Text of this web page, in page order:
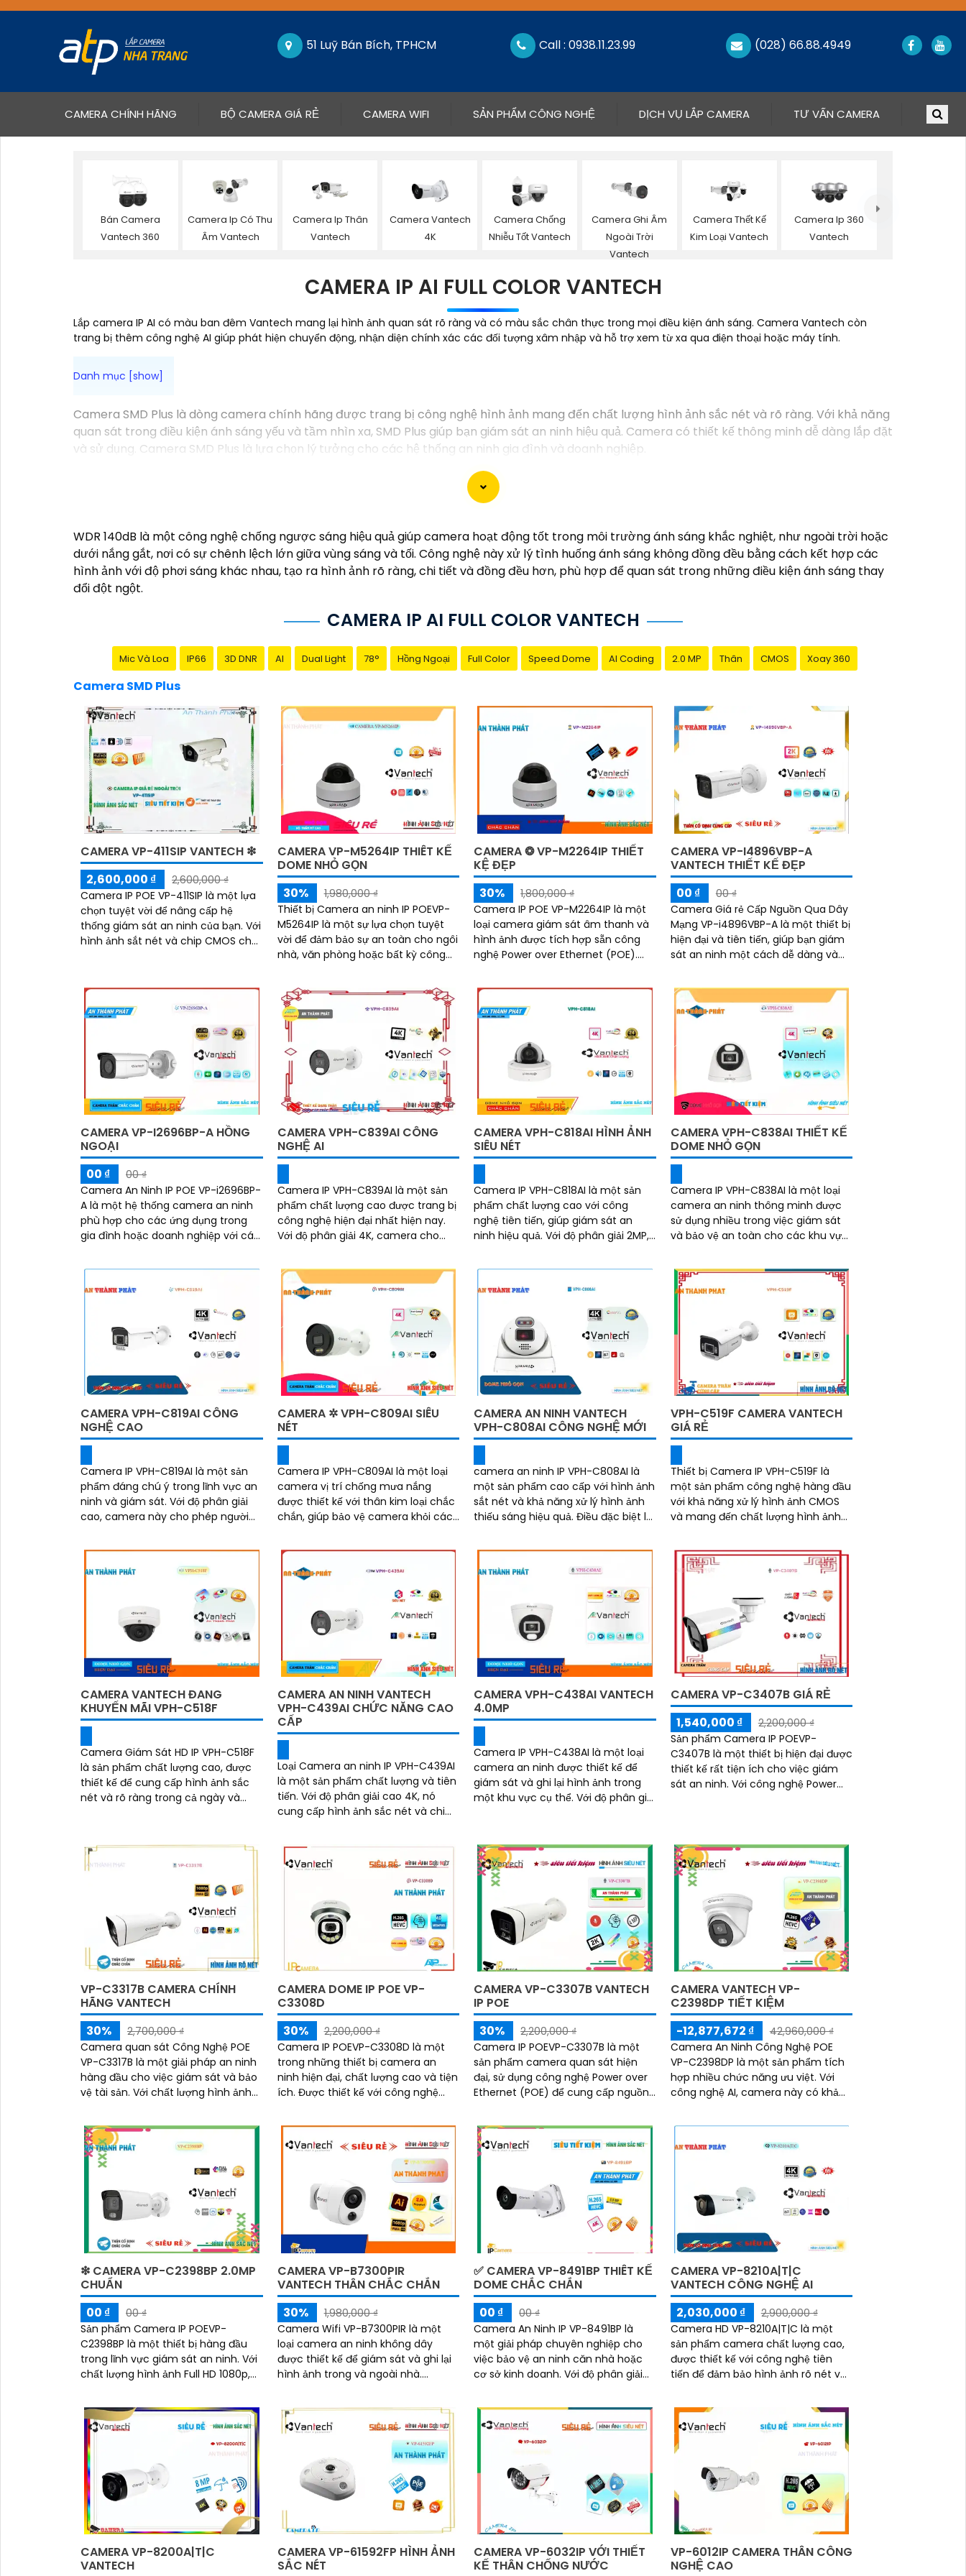
51 Luỹ Bán Bích, TPHCM Call : 0938.11.23.99 (028) 66.88.4949
CAMERA CHÍNH HÃNG(CURRENT)BỘ CAMERA GIÁ RẺ CAMERA WIFI SẢN PHẨM CÔNG NGHỆ DỊCH VỤ LẮP CAMERA TƯ VẤN CAMERA
Bán Camera
Vantech 360
Camera Ip Có Thu
Âm Vantech
Camera Ip Thân
Vantech
Camera Vantech
4K
Camera Chống
Nhiễu Tốt Vantech
Camera Ghi Âm
Ngoài Trời
Vantech
Camera Thết Kế
Kim Loại Vantech
Camera Ip 360
Vantech
CAMERA IP AI FULL COLOR VANTECH
Lắp camera IP AI có màu ban đêm Vantech mang lại hình ảnh quan sát rõ ràng và có màu sắc chân thực trong mọi điều kiện ánh sáng. Camera Vantech còn
trang bị thêm công nghệ AI giúp phát hiện chuyển động, nhận diện chính xác các đối tượng xâm nhập và hỗ trợ xem từ xa qua điện thoại hoặc máy tính.
Camera SMD Plus là dòng camera chính hãng được trang bị công nghệ hình ảnh mang đến chất lượng hình ảnh sắc nét và rõ ràng. Với khả năng
quan sát trong điều kiện ánh sáng yếu và tầm nhìn xa, SMD Plus giúp bạn giám sát an ninh hiệu quả. Camera có thiết kế thông minh dễ dàng lắp đặt
và sử dụng. Camera SMD Plus là lựa chọn lý tưởng cho các hệ thống an ninh gia đình và doanh nghiệp.
WDR 140dB là một công nghệ chống ngược sáng hiệu quả giúp camera hoạt động tốt trong môi trường ánh sáng khắc nghiệt, như ngoài trời hoặc
dưới nắng gắt, nơi có sự chênh lệch lớn giữa vùng sáng và tối. Công nghệ này xử lý tình huống ánh sáng không đồng đều bằng cách kết hợp các
hình ảnh với độ phơi sáng khác nhau, tạo ra hình ảnh rõ ràng, chi tiết và đồng đều hơn, phù hợp để quan sát trong những điều kiện ánh sáng thay
đổi đột ngột.
CAMERA IP AI FULL COLOR VANTECH
Mic Và Loa IP66 3D DNR AI Dual Light 78° Hồng Ngoại Full Color Speed Dome AI Coding 2.0 MP Thân CMOS Xoay 360
Camera SMD Plus
CAMERA VP-411SIP VANTECH ❇
2,600,000 ₫
2,600,000 ₫
Camera IP POE VP-411SIP là một lựa
chọn tuyệt vời để nâng cấp hệ
thống giám sát an ninh của bạn. Với
hình ảnh sắt nét và chip CMOS chất
sáng
CAMERA VP-M5264IP THIÊT KẾ
DOME NHỎ GỌN
30%
1,980,000 ₫
Thiết bị Camera an ninh IP POEVP-
M5264IP là một sự lựa chọn tuyệt
vời để đảm bảo sự an toàn cho ngôi
nhà, văn phòng hoặc bất kỳ công
hơn CMOS,...
CAMERA ❂ VP-M2264IP THIẾT
KỆ ĐẸP
30%
1,800,000 ₫
Camera IP POE VP-M2264IP là một
loại camera giám sát âm thanh và
hình ảnh được tích hợp sẵn công
nghệ Power over Ethernet (POE).
dàng cài đặt và sử...
CAMERA VP-I4896VBP-A
VANTECH THIẾT KẾ ĐẸP
00 ₫
00 ₫
Camera Giá rẻ Cấp Nguồn Qua Dây
Mạng VP-i4896VBP-A là một thiết bị
hiện đại và tiên tiến, giúp bạn giám
sát an ninh một cách dễ dàng và
nét...
CAMERA VP-I2696BP-A HỒNG
NGOẠI
00 ₫
00 ₫
Camera An Ninh IP POE VP-i2696BP-
A là một hệ thống camera an ninh
phù hợp cho các ứng dụng trong
gia đình hoặc doanh nghiệp với các
được tích hợp...
CAMERA VPH-C839AI CÔNG
NGHỆ AI
Camera IP VPH-C839AI là một sản
phẩm chất lượng cao được trang bị
công nghệ hiện đại nhất hiện nay.
Với độ phân giải 4K, camera cho
CAMERA VPH-C818AI HÌNH ẢNH
SIÊU NÉT
Camera IP VPH-C818AI là một sản
phẩm chất lượng cao với công
nghệ tiên tiến, giúp giám sát an
ninh hiệu quả. Với độ phân giải 2MP,
và chi tiết
CAMERA VPH-C838AI THIẾT KẾ
DOME NHỎ GỌN
Camera IP VPH-C838AI là một loại
camera an ninh thông minh được
sử dụng nhiều trong việc giám sát
và bảo vệ an toàn cho các khu vực
nhà kho, trường...
CAMERA VPH-C819AI CÔNG
NGHỆ CAO
Camera IP VPH-C819AI là một sản
phẩm đáng chú ý trong lĩnh vực an
ninh và giám sát. Với độ phân giải
cao, camera này cho phép người
CAMERA ✲ VPH-C809AI SIÊU
NÉT
Camera IP VPH-C809AI là một loại
camera vị trí chống mưa nắng
được thiết kế với thân kim loại chắc
chắn, giúp bảo vệ camera khỏi các
ngoài....
CAMERA AN NINH VANTECH
VPH-C808AI CÔNG NGHỆ MỚI
camera an ninh IP VPH-C808AI là
một sản phẩm cao cấp với hình ảnh
sắt nét và khả năng xử lý hình ảnh
thiếu sáng hiệu quả. Điều đặc biệt là
rõ hơn...
VPH-C519F CAMERA VANTECH
GIÁ RẺ
Thiết bị Camera IP VPH-C519F là
một sản phẩm công nghệ hàng đầu
với khả năng xử lý hình ảnh CMOS
và mang đến chất lượng hình ảnh
năng xem ban đêm với công nghệ
hồng ngoại 25m IP
CAMERA VANTECH ĐANG
KHUYẾN MÃI VPH-C518F
Camera Giám Sát HD IP VPH-C518F
là sản phẩm chất lượng cao, được
thiết kế để cung cấp hình ảnh sắc
nét và rõ ràng trong cả ngày và
CAMERA AN NINH VANTECH
VPH-C439AI CHỨC NĂNG CAO
CẤP
Loại Camera an ninh IP VPH-C439AI
là một sản phẩm chất lượng và tiên
tiến. Với độ phân giải cao 4K, nó
cung cấp hình ảnh sắc nét và chi
CAMERA VPH-C438AI VANTECH
4.0MP
Camera IP VPH-C438AI là một loại
camera an ninh được thiết kế để
giám sát và ghi lại hình ảnh trong
một khu vực cụ thể. Với độ phân giải
nét và chất lượng
CAMERA VP-C3407B GIÁ RẺ
1,540,000 ₫
2,200,000 ₫
Sản phẩm Camera IP POEVP-
C3407B là một thiết bị hiện đại được
thiết kế rất tiện ích cho việc giám
sát an ninh. Với công nghệ Power
VP-C3317B CAMERA CHÍNH
HÃNG VANTECH
30%
2,700,000 ₫
Camera quan sát Công Nghệ POE
VP-C3317B là một giải pháp an ninh
hàng đầu cho việc giám sát và bảo
vệ tài sản. Với chất lượng hình ảnh
hình ảnh rõ nét và chi tiết
CAMERA DOME IP POE VP-
C3308D
30%
2,200,000 ₫
Camera IP POEVP-C3308D là một
trong những thiết bị camera an
ninh hiện đại, chất lượng cao và tiện
ích. Được thiết kế với công nghệ
phép truyền dữ...
CAMERA VP-C3307B VANTECH
IP POE
30%
2,200,000 ₫
Camera IP POEVP-C3307B là một
sản phẩm camera quan sát hiện
đại, sử dụng công nghệ Power over
Ethernet (POE) để cung cấp nguồn
cùng một dây cáp...
CAMERA VANTECH VP-
C2398DP TIẾT KIỆM
-12,877,672 ₫
42,960,000 ₫
Camera An Ninh Công Nghệ POE
VP-C2398DP là một sản phẩm tích
hợp nhiều chức năng ưu việt. Với
công nghệ AI, camera này có khả
tin trong hình ảnh một cách chính
❇ CAMERA VP-C2398BP 2.0MP
CHUẨN
00 ₫
00 ₫
Sản phẩm Camera IP POEVP-
C2398BP là một thiết bị hàng đầu
trong lĩnh vực giám sát an ninh. Với
chất lượng hình ảnh Full HD 1080p,
cầu giám sát của bạn
CAMERA VP-B7300PIR
VANTECH THÂN CHẮC CHẮN
30%
1,980,000 ₫
Camera Wifi VP-B7300PIR là một
loại camera an ninh không dây
được thiết kế để giám sát và ghi lại
hình ảnh trong và ngoài nhà.
mạng wifi, cho...
✅ CAMERA VP-8491BP THIÊT KẾ
DOME CHẮC CHẮN
00 ₫
00 ₫
Camera An Ninh IP VP-8491BP là
một giải pháp chuyên nghiệp cho
việc bảo vệ an ninh căn nhà hoặc
cơ sở kinh doanh. Với độ phân giải
người dùng xem hình ảnh sắc nét
và chi tiết từ xa
CAMERA VP-8210A|T|C
VANTECH CÔNG NGHỆ AI
2,030,000 ₫
2,900,000 ₫
Camera HD VP-8210A|T|C là một
sản phẩm camera chất lượng cao,
được thiết kế với công nghệ tiên
tiến để đảm bảo hình ảnh rõ nét và
cao, camera này có khả năng ghi lại
các hình ảnh sắc nét và chi tiết
CAMERA VP-8200A|T|C
VANTECH
CAMERA VP-61592FP HÌNH ẢNH
SẮC NÉT
CAMERA VP-6032IP VỚI THIẾT
KẾ THÂN CHỐNG NƯỚC
VP-6012IP CAMERA THÂN CÔNG
NGHỆ CAO